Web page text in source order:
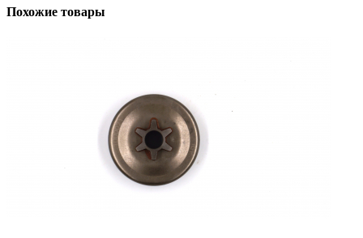
Похожие товары